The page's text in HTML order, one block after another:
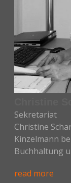
Sekretariat
Christine
Kinzelmann
Buchhaltung
read more